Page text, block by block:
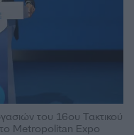
του 16ου Τακτικού
Metropolitan Expo